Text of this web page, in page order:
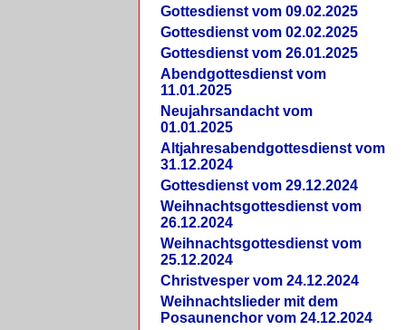
Gottesdienst vom 09.02.2025
Gottesdienst vom 02.02.2025
Gottesdienst vom 26.01.2025
Abendgottesdienst vom
11.01.2025
Neujahrsandacht vom
01.01.2025
Altjahresabendgottesdienst vom
31.12.2024
Gottesdienst vom 29.12.2024
Weihnachtsgottesdienst vom
26.12.2024
Weihnachtsgottesdienst vom
25.12.2024
Christvesper vom 24.12.2024
Weihnachtslieder mit dem
Posaunenchor vom 24.12.2024